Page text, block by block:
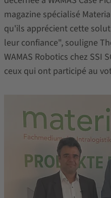
magazine spécialisé
qu'ils apprécient cette
leur confiance", souligne
WAMAS Robotics chez SSI
ceux qui ont participé au